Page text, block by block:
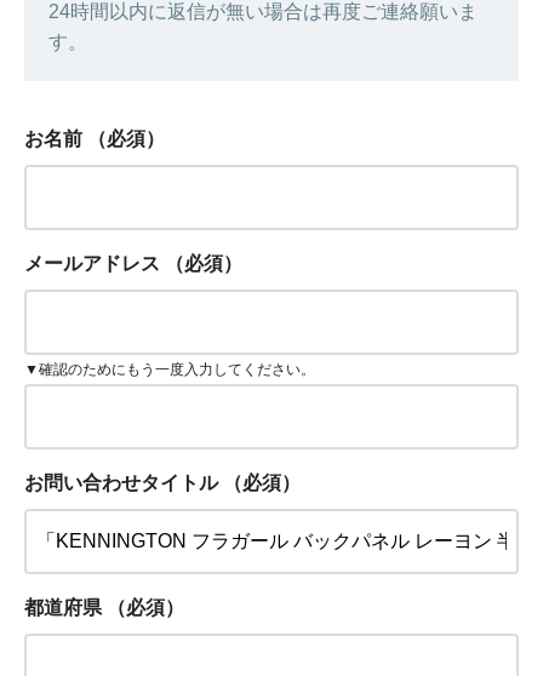
24時間以内に返信が無い場合は再度ご連絡願いま
す。
お名前 （必須）
メールアドレス （必須）
▼確認のためにもう一度入力してください。
お問い合わせタイトル （必須）
都道府県 （必須）